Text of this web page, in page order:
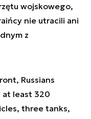
wojskowego,
nie utracili ani
z
Russians
at least 320
three tanks,